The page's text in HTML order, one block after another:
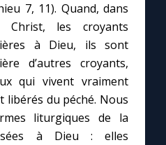
7, 11). Quand, dans
les croyants
à Dieu, ils sont
d’autres croyants,
qui vivent vraiment
libérés du péché. Nous
liturgiques de la
à Dieu : elles